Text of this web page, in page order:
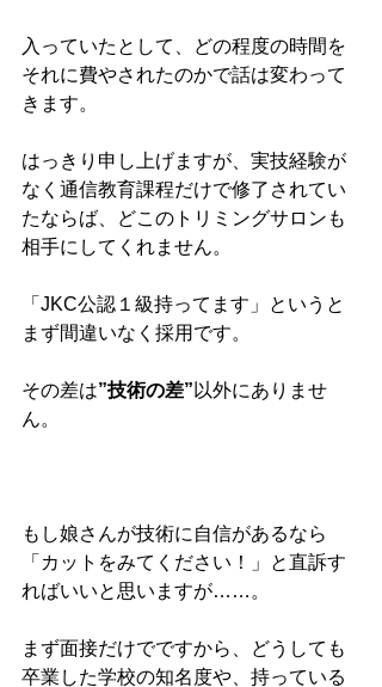
入っていたとして、どの程度の時間を
それに費やされたのかで話は変わって
きます。
はっきり申し上げますが、実技経験が
なく通信教育課程だけで修了されてい
たならば、どこのトリミングサロンも
相手にしてくれません。
「JKC公認１級持ってます」というと
まず間違いなく採用です。
その差は”技術の差” 以外にありませ
ん。
もし娘さんが技術に自信があるなら
「カットをみてください！」と直訴す
ればいいと思いますが……。
まず面接だけでですから、どうしても
卒業した学校の知名度や、持っている